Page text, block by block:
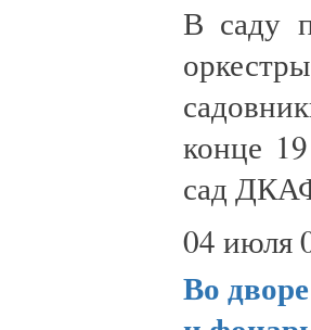
В саду
конце
сад
04 июля
Во